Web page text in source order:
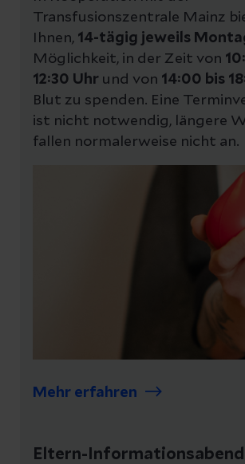
Transfusionszentrale Mainz
Ihnen, 14-tägig jeweils
Möglichkeit, in der Zeit von
12:30 Uhr und von 14:00 bis
Blut zu spenden. Eine
ist nicht notwendig, längere
fallen normalerweise nicht an.
Mehr erfahren
Eltern-